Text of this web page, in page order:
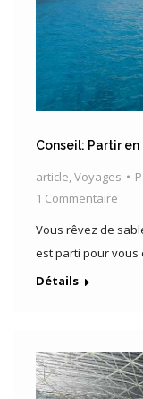
Conseil: Partir
article,Voyages
1 Commentaire
Vous rêvez de
est parti pour vous
Détails